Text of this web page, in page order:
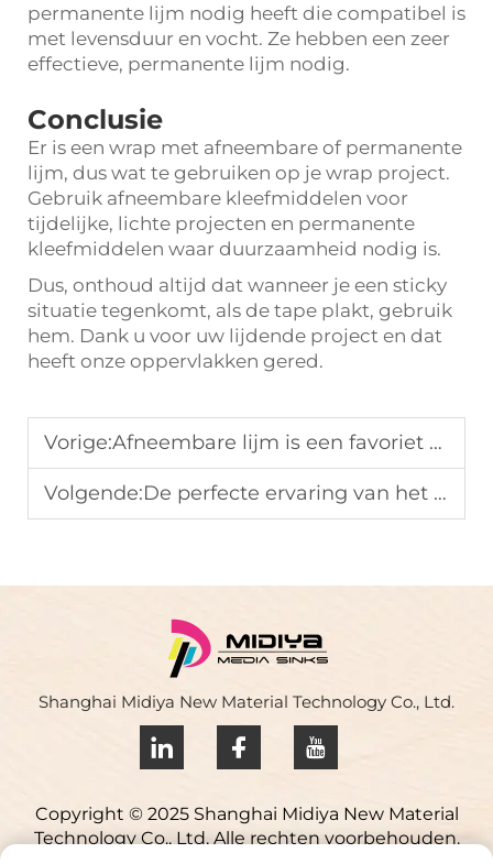
permanente lijm nodig heeft die compatibel is
met levensduur en vocht. Ze hebben een zeer
effectieve, permanente lijm nodig.
Conclusie
Er is een wrap met afneembare of permanente
lijm, dus wat te gebruiken op je wrap project.
Gebruik afneembare kleefmiddelen voor
tijdelijke, lichte projecten en permanente
kleefmiddelen waar duurzaamheid nodig is.
Dus, onthoud altijd dat wanneer je een sticky
situatie tegenkomt, als de tape plakt, gebruik
hem. Dank u voor uw lijdende project en dat
heeft onze oppervlakken gered.
Vorige:Afneembare lijm is een favoriet onder installateurs vanwege het gebruiksgemak
Volgende:De perfecte ervaring van het gebruik van afneembare lijm met een gaskanalisatie loslaten papier tijdens de bouw
Shanghai Midiya New Material Technology Co., Ltd.
Copyright © 2025 Shanghai Midiya New Material
Technology Co., Ltd. Alle rechten voorbehouden.